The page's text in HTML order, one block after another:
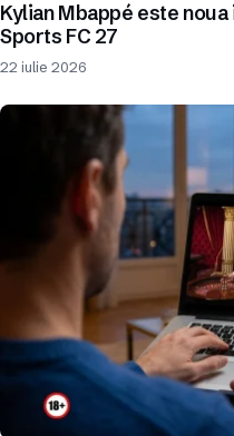
Kylian Mbappé este
Sports FC 27
22 iulie 2026